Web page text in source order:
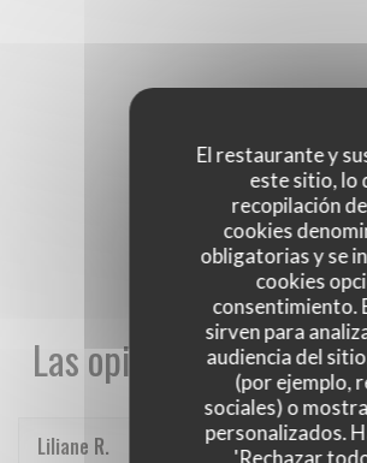
El restaurante y
este sitio, lo
recopilación
cookies
obligatorias y se
cookies
consentimiento.
sirven para
audiencia del
(por ejemplo,
sociales) o
personalizados.
'Rechazar
Las opiniones de
Liliane R